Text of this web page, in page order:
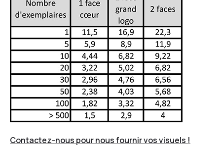
Contactez-nous pour nous fournir vos visuels !